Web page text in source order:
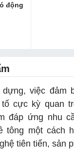
động
dựng, việc đảm
cực kỳ quan
đáp ứng nhu
tông một cách
tiên tiến, sản